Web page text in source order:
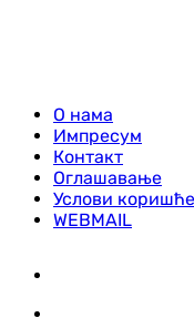
О нама
Импресум
Контакт
Оглашавање
Услови
WEBMAIL